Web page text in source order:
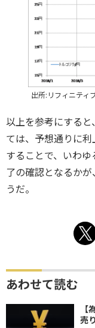
出所:リフィニティ
以上を参考にする
ては、予想通りに
することで、いわ
了の確認となるか
うだ。
あわせて読む
売